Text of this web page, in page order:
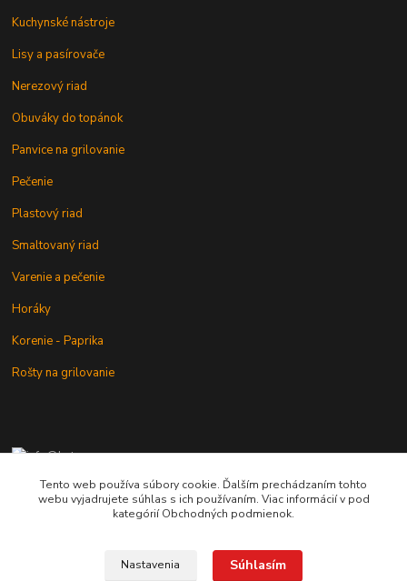
Kuchynské nástroje
Lisy a pasírovače
Nerezový riad
Obuváky do topánok
Panvice na grilovanie
Pečenie
Plastový riad
Smaltovaný riad
Varenie a pečenie
Horáky
Korenie - Paprika
Rošty na grilovanie
+421 902 212 007
od 8:00 - do 16:00 hod
Tento web používa súbory cookie. Ďalším prechádzaním tohto
webu vyjadrujete súhlas s ich používaním. Viac informácií v pod
kategórií Obchodných podmienok.
Nastavenia Súhlasím